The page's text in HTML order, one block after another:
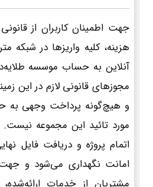
جهت اطمینان کاربران از
هزینه، کلیه واریزها در شبکه
آنلاین به حساب موسسه
مجوزهای قانونی لازم در این
و هیچ‌گونه پرداخت وجهی
مورد تائید این مجموعه نیست.
اتمام پروژه و دریافت فایل
امانت نگهداری می‌شود و